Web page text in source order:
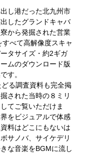
し港だった北九州市
したグランドキャバ
から発掘された営業
べて高解像度スキャ
タサイズ・約2ギガ
ムのダウンロード版
す。
る調査資料も完全掲
された当時の８ミリ
てご覧いただけま
をビジュアルで体感
料はどこにもないは
サノバ、サイケデリ
な音楽をBGMに流し